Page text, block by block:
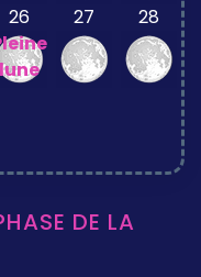
26
lune
27 28
DE LA